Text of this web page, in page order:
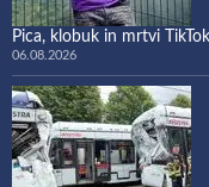
Pica, klobuk in mrtvi
06.08.2026